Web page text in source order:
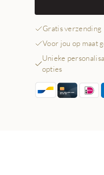
Gratis verzending
Voor jou op maat
Unieke
opties